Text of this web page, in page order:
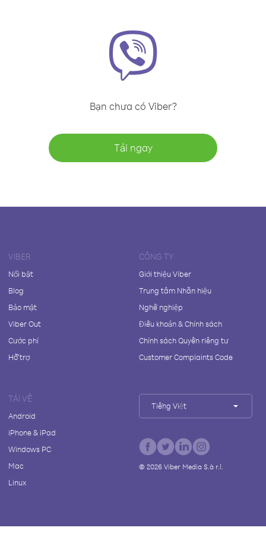
Bạn chưa có Viber?
Tải ngay
VIBER
Nổi bật
Blog
Bảo mật
Viber Out
Cước phí
Hỗ trợ
CÔNG TY
Giới thiệu Viber
Trung tâm Nhãn hiệu
Nghề nghiệp
Điều khoản & Chính sách
Chính sách Quyền riêng tư
Customer Complaints Code
TẢI VỀ
Android
iPhone & iPad
Windows PC
Mac
Linux
Tiếng Việt
© 2026Viber Media S.à r.l.